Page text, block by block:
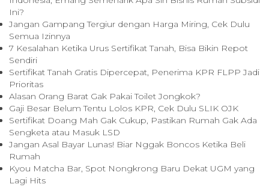
Ini?
Jangan Gampang Tergiur dengan Harga Miring, Cek Dulu
Semua Izinnya
7 Kesalahan Ketika Urus Sertifikat Tanah, Bisa Bikin Repot
Sendiri
Sertifikat Tanah Gratis Dipercepat, Penerima KPR FLPP Jadi
Prioritas
Alasan Orang Barat Gak Pakai Toilet Jongkok?
Gaji Besar Belum Tentu Lolos KPR, Cek Dulu SLIK OJK
Sertifikat Doang Mah Gak Cukup, Pastikan Rumah Gak Ada
Sengketa atau Masuk LSD
Jangan Asal Bayar Lunas! Biar Nggak Boncos Ketika Beli
Rumah
Kyou Matcha Bar, Spot Nongkrong Baru Dekat UGM yang
Lagi Hits